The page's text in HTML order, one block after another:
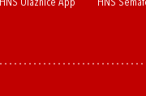
HNS Ulaznice App HNS